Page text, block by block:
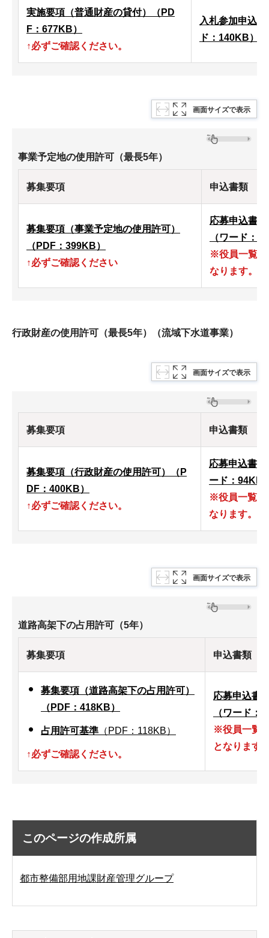
実施要項（普通財産の貸付）（PD
F：677KB）
↑必ずご確認ください。
入札参加申込
ド：140KB）
画面サイズで表示
事業予定地の使用許可（最長5年）
募集要項 申込書類
募集要項（事業予定地の使用許可）
（PDF：399KB）
↑必ずご確認ください
応募申込書
（ワード：
※役員一覧表
なります。
行政財産の使用許可（最長5年）（流域下水道事業）
画面サイズで表示
募集要項 申込書類
募集要項（行政財産の使用許可）（P
DF：400KB）
↑必ずご確認ください。
応募申込書
ード：94KB
※役員一覧表
なります。
画面サイズで表示
道路高架下の占用許可（5年）
募集要項 申込書類
募集要項（道路高架下の占用許可）
（PDF：418KB）
占用許可基準 （PDF：118KB）
↑必ずご確認ください。
応募申込書
（ワード：
※役員一覧
となります
このページの作成所属
都市整備部用地課財産管理グループ